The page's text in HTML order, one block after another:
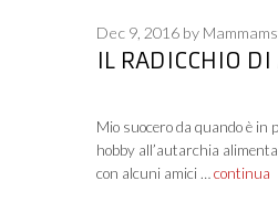
IL RADICCHIO DI
Dec 9, 2016 by
Mio suocero da quando è in
hobby all’autarchia
con alcuni amici … continua